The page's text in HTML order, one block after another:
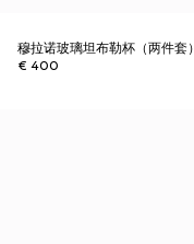
穆拉诺玻璃坦布勒杯（两件套）
€ 400